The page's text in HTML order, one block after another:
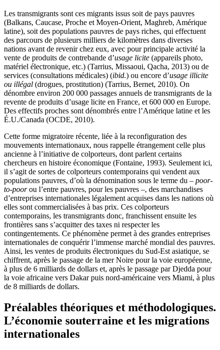
Les transmigrants sont ces migrants issus soit de pays pauvres
(Balkans, Caucase, Proche et Moyen-Orient, Maghreb, Amérique
latine), soit des populations pauvres de pays riches, qui effectuent
des parcours de plusieurs milliers de kilomètres dans diverses
nations avant de revenir chez eux, avec pour principale activité la
vente de produits de contrebande d’usage licite (appareils photo,
matériel électronique, etc.) (Tarrius, Missaoui, Qacha, 2013) ou de
services (consultations médicales) (ibid.) ou encore d’usage illicite
ou illégal (drogues, prostitution) (Tarrius, Bernet, 2010). On
dénombre environ 200 000 passages annuels de transmigrants de la
revente de produits d’usage licite en France, et 600 000 en Europe.
Des effectifs proches sont dénombrés entre l’Amérique latine et les
É.U./Canada (OCDE, 2010).
Cette forme migratoire récente, liée à la reconfiguration des
mouvements internationaux, nous rappelle étrangement celle plus
ancienne à l’initiative de colporteurs, dont parlent certains
chercheurs en histoire économique (Fontaine, 1993). Seulement ici,
il s’agit de sortes de colporteurs contemporains qui vendent aux
populations pauvres, d’où la dénomination sous le terme du – poor-
to-poorou l’entre pauvres, pour les pauvres –, des marchandises
d’entreprises internationales légalement acquises dans les nations où
elles sont commercialisées à bas prix. Ces colporteurs
contemporains, les transmigrants donc, franchissent ensuite les
frontières sans s’acquitter des taxes ni respecter les
contingentements. Ce phénomène permet à des grandes entreprises
internationales de conquérir l’immense marché mondial des pauvres.
Ainsi, les ventes de produits électroniques du Sud-Est asiatique, se
chiffrent, après le passage de la mer Noire pour la voie européenne,
à plus de 6 milliards de dollars et, après le passage par Djedda pour
la voie africaine vers Dakar puis nord-américaine vers Miami, à plus
de 8 milliards de dollars.
Préalables théoriques et méthodologiques.
L’économie souterraine et les migrations
internationales